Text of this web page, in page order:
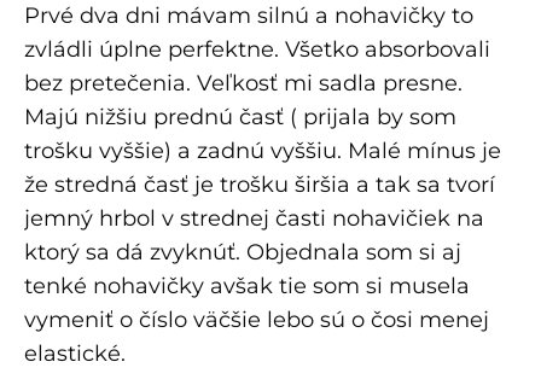
Prvé dva dni mávam silnú a nohavičky to
zvládli úplne perfektne. Všetko absorbovali
bez pretečenia. Veľkosť mi sadla presne.
Majú nižšiu prednú časť ( prijala by som
trošku vyššie) a zadnú vyššiu. Malé mínus je
že stredná časť je trošku širšia a tak sa tvorí
jemný hrbol v strednej časti nohavičiek na
ktorý sa dá zvyknúť. Objednala som si aj
tenké nohavičky avšak tie som si musela
vymeniť o číslo väčšie lebo sú o čosi menej
elastické.